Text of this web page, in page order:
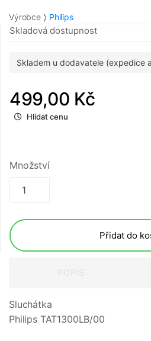
Výrobce Philips
Skladová dostupnost
Skladem u dodavatele (expedice
499,00 Kč
Hlídat cenu
Množství
Přidat do
Sluchátka
Philips TAT1300LB/00